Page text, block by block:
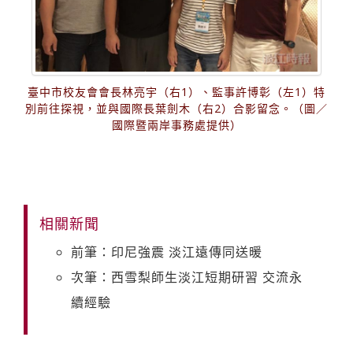
臺中市校友會會長林亮宇（右1）、監事許博彰（左1）特
別前往探視，並與國際長葉劍木（右2）合影留念。（圖／
國際暨兩岸事務處提供）
相關新聞
前筆：印尼強震 淡江遠傳同送暖
次筆：西雪梨師生淡江短期研習 交流永
續經驗